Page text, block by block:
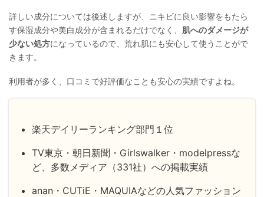
詳しい成分については後述しますが、ニキビに良い影響をもたら
す保湿成分や美白成分が含まれるだけでなく、 肌へのダメージが
少ない処方になっているので、荒れ肌にも安心して使うことがで
きます。
利用者が多く、口コミで好評価なことも安心の実績ですよね。
楽天デイリーランキング部門１位
TV東京・朝日新聞・Girlswalker・modelpressな
ど、多数メディア（331社）への掲載実績
anan・CUTiE・MAQUIAなどの人気ファッション